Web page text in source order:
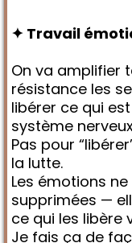
✦ Travail
On va amplifier
résistance les
libérer ce qui
système
Pas pour
la lutte.
Les émotions
supprimées —
ce qui les libère
Je fais ça de